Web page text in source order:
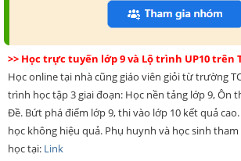
>> Học trực tuyến lớp 9 và Lộ trình UP10 trên
Học online tại nhà cũng giáo viên giỏi từ trường
trình học tập 3 giai đoạn: Học nền tảng lớp 9, Ôn
Đề. Bứt phá điểm lớp 9, thi vào lớp 10 kết quả
học không hiệu quả. Phụ huynh và học sinh
học tại: Link